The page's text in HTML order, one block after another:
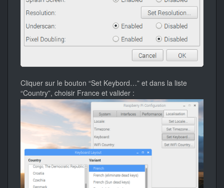
Cliquer sur le bouton “Set Keybord…” et dans la liste
“Country”, choisir France et valider :